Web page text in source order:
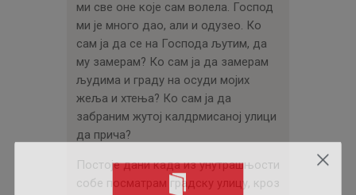
ми све оне које сам волела. Господ
ми је много дао, али и одузео. Ко
сам ја да се на Господа љутим, да
му замерам? Ко сам ја да замерам
људима и граду на осуди мојих
жеља и хтења? Ко сам ја да
забраним жутој калдрмисаној улици
да прича?
Постоје дани када из унутрашњости
собе посматрам градску улицу, кроз